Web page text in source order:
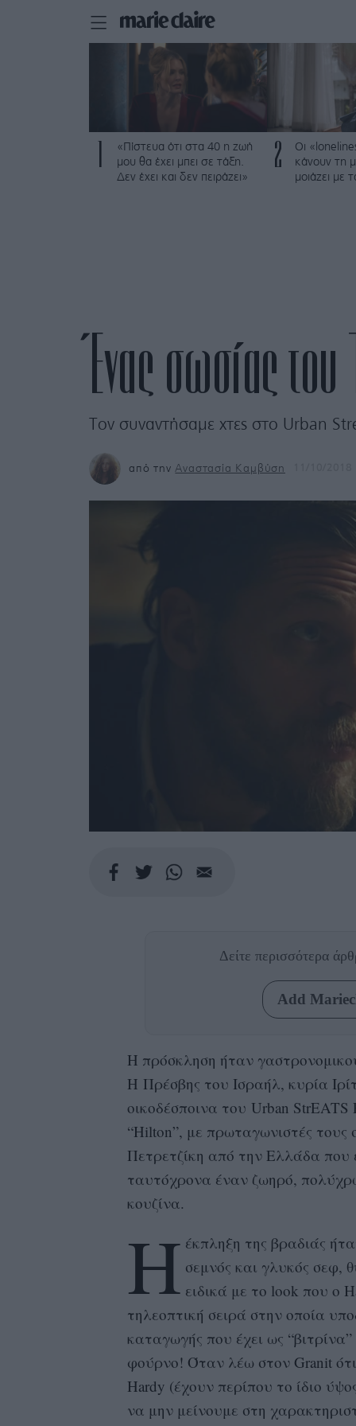
«Πίστευα ότι στα 40 η ζωή
μου θα έχει μπει σε τάξη.
Δεν έχει και δεν πειράζει»
2
Οι
κάνουν τη
μοιάζει με
Ένας σωσίας
Τον συναντήσαμε χτες στο Urban
από την Αναστασία Καμβύση
Δείτε περισσότερα
Add
Η πρόσκληση ήταν
Η Πρέσβης του Ισραήλ, κυρία
οικοδέσποινα του Urban
“Hilton”, με πρωταγωνιστές
Πετρετζίκη από την Ελλάδα που
ταυτόχρονα έναν ζωηρό,
κουζίνα.
Η έκπληξη της βραδιάς
σεμνός και γλυκός σεφ,
ειδικά με το look που ο
τηλεοπτική σειρά στην οποία
καταγωγής που έχει ως
φούρνο! Όταν λέω στον Granit
Hardy (έχουν περίπου το ίδιο
να μην μείνουμε στη